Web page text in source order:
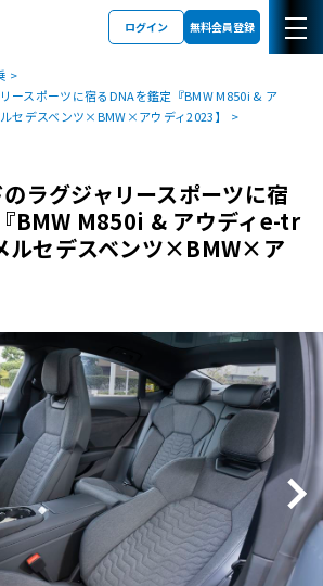
ログイン 無料会員登録
ースポーツに宿るDNAを鑑定『BMW M850i & ア
セデスベンツ×BMW×アウディ2023】
ラグジャリースポーツに宿
BMW M850i & アウディe-tr
ルセデスベンツ×BMW×ア